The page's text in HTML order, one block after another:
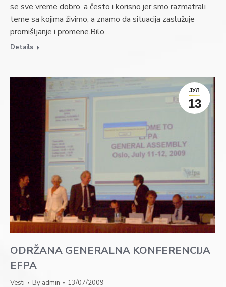
se sve vreme dobro, a često i korisno jer smo razmatrali
teme sa kojima živimo, a znamo da situacija zaslužuje
promišljanje i promene.Bilo…
Details
ЈУЛ
13
ODRŽANA GENERALNA KONFERENCIJA
EFPA
Vesti By admin 13/07/2009